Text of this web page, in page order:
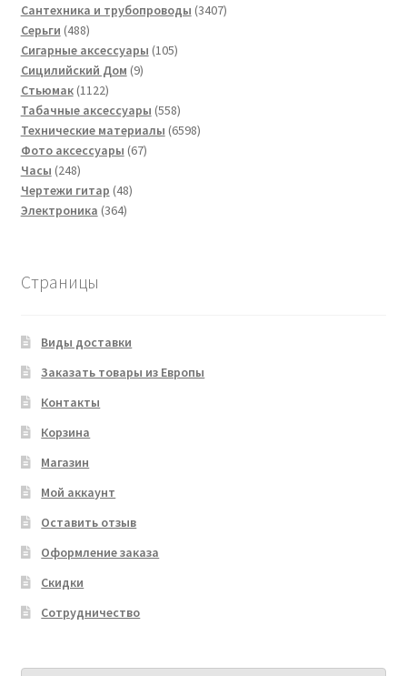
товаров
Сантехника и трубопроводы 34073407
Серьги 488488
товаров
Сигарные аксессуары 105105
Сицилийский Дом 99
Стьюмак 11221122
товара
Табачные аксессуары 558558
товаров
Технические материалы 65986598
Фото аксессуары 6767
Часы 248248
товаров
Чертежи гитар 4848
Электроника 364364
Страницы
Виды доставки
Заказать товары из Европы
Контакты
Корзина
Магазин
Мой аккаунт
Оставить отзыв
Оформление заказа
Скидки
Сотрудничество